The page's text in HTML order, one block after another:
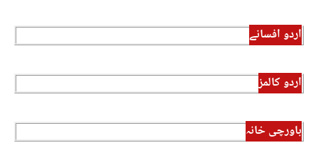
اردو افسانے
اردو کالمز
باورچی خانہ